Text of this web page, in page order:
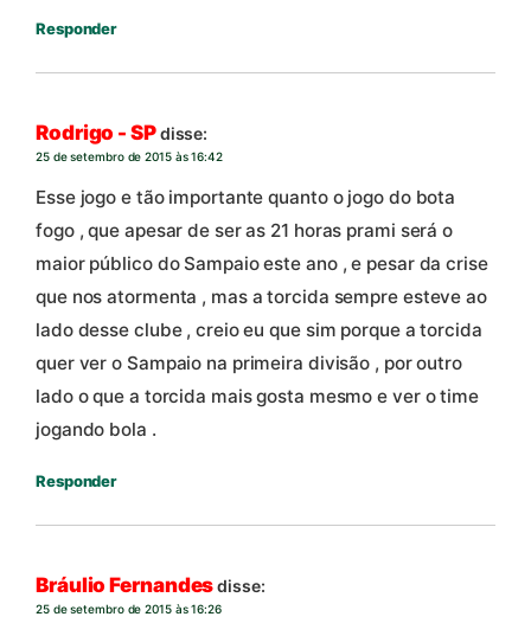
Responder
Rodrigo - SPdisse:
25 de setembro de 2015 às 16:42
Esse jogo e tão importante quanto o jogo do bota
fogo , que apesar de ser as 21 horas prami será o
maior público do Sampaio este ano , e pesar da crise
que nos atormenta , mas a torcida sempre esteve ao
lado desse clube , creio eu que sim porque a torcida
quer ver o Sampaio na primeira divisão , por outro
lado o que a torcida mais gosta mesmo e ver o time
jogando bola .
Responder
Bráulio Fernandesdisse:
25 de setembro de 2015 às 16:26